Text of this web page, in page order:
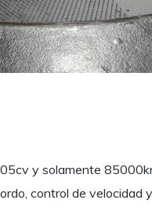
y solamente
control de velocidad